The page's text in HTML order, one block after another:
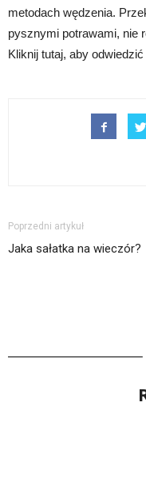
metodach wędzenia.
pysznymi potrawami, nie
Kliknij tutaj, aby
Poprzedni artykuł
Jaka sałatka na wieczór?